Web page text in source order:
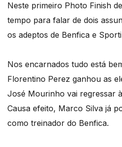
Neste primeiro Photo Finish
tempo para falar de dois
os adeptos de Benfica e
Nos encarnados tudo está
Florentino Perez ganhou as
José Mourinho vai regressar
Causa efeito, Marco Silva já
como treinador do Benfica.